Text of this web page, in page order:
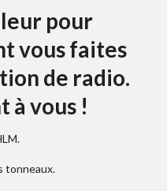
pour
vous faites
de radio.
à vous !
tonneaux.